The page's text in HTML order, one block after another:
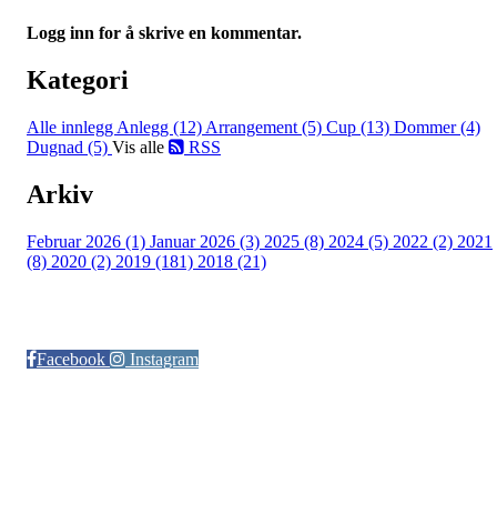
Logg inn for å skrive en kommentar.
Kategori
Alle innlegg Anlegg (12) Arrangement (5) Cup (13) Dommer (4)
Dugnad (5) Vis alle RSS
Arkiv
Februar 2026 (1) Januar 2026 (3) 2025 (8) 2024 (5) 2022 (2) 2021
(8) 2020 (2) 2019 (181) 2018 (21)
Facebook
Instagram